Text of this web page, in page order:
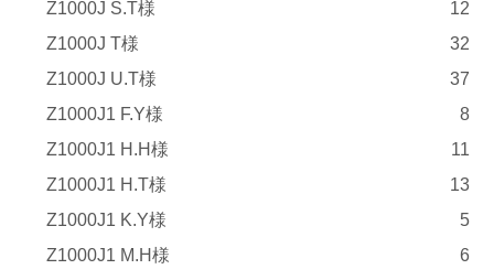
Z1000J S.T様
12
Z1000J T様
32
Z1000J U.T様
37
Z1000J1 F.Y様
8
Z1000J1 H.H様
11
Z1000J1 H.T様
13
Z1000J1 K.Y様
5
Z1000J1 M.H様
6